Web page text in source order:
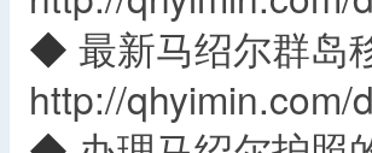
◆ 最新马绍尔群岛
http://qhyimin.com/